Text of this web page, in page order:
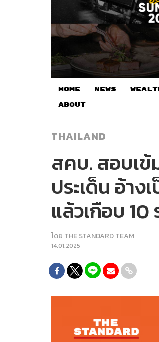
HOME NEWS
ABOUT
THAILAND
สคบ. สอบเข้
ประเด็น อ้า
แล้วเกือบ 10
โดย THE STANDARD TEAM
14.01.2025